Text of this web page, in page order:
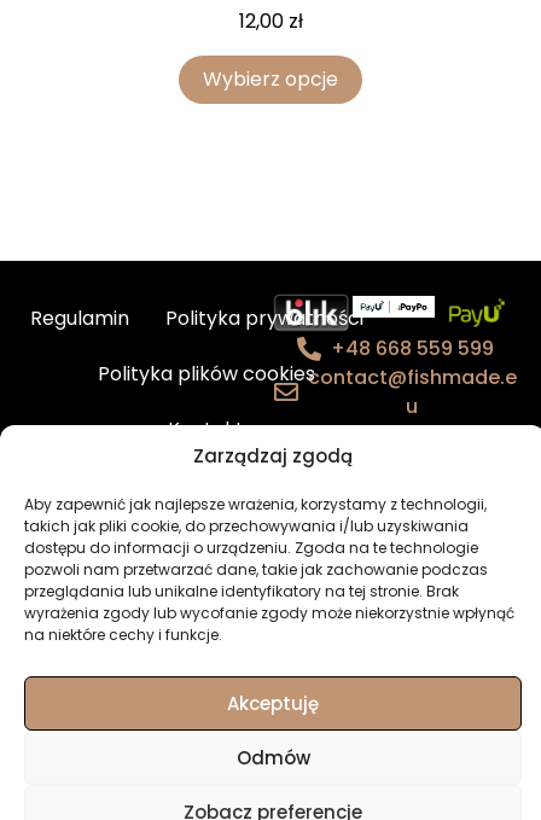
Zarządzaj zgodą
Aby zapewnić jak najlepsze wrażenia, korzystamy z technologii,
takich jak pliki cookie, do przechowywania i/lub uzyskiwania
dostępu do informacji o urządzeniu. Zgoda na te technologie
pozwoli nam przetwarzać dane, takie jak zachowanie podczas
przeglądania lub unikalne identyfikatory na tej stronie. Brak
wyrażenia zgody lub wycofanie zgody może niekorzystnie wpłynąć
na niektóre cechy i funkcje.
Akceptuję
Odmów
Zobacz preferencje
12,00 zł
Wybierz opcje
Regulamin
Polityka prywatności
Polityka plików cookies
Kontakt
Newsletter
Moje konto
+48 668 559 599
contact@fishmade.e
u
© Fishmade.eu -
wyjątkowe przynęty
wędkarskie